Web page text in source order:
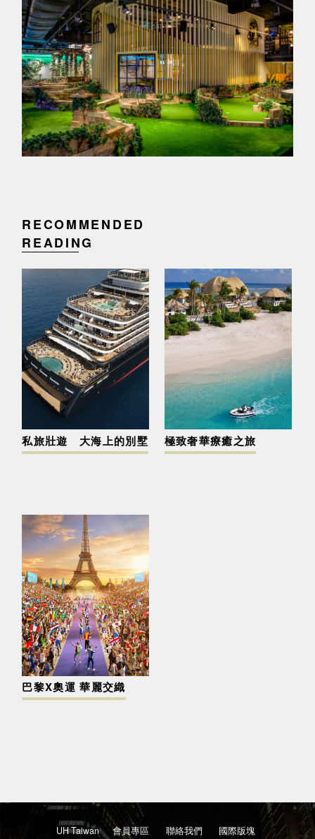
RECOMMENDED
READING
私旅壯遊 大海上的別墅 極致奢華療癒之旅
巴黎X奧運 華麗交織
UH Taiwan 會員專區 聯絡我們 國際版塊